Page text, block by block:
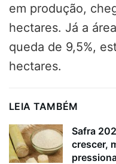
em produção,
hectares. Já a
queda de 9,5%,
hectares.
LEIA TAMBÉM
Safra
crescer,